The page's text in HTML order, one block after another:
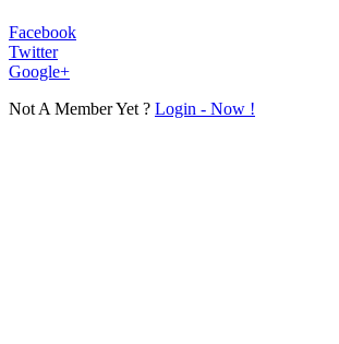
Facebook
Twitter
Google+
Not A Member Yet ? Login - Now !